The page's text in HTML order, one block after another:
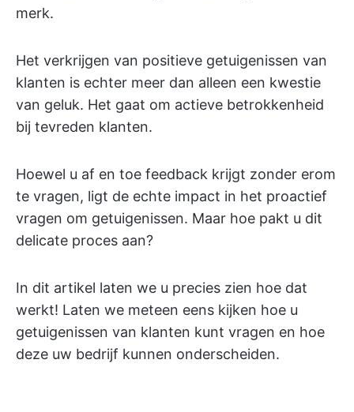
merk.
Het verkrijgen van positieve getuigenissen van
klanten is echter meer dan alleen een kwestie
van geluk. Het gaat om actieve betrokkenheid
bij tevreden klanten.
Hoewel u af en toe feedback krijgt zonder erom
te vragen, ligt de echte impact in het proactief
vragen om getuigenissen. Maar hoe pakt u dit
delicate proces aan?
In dit artikel laten we u precies zien hoe dat
werkt! Laten we meteen eens kijken hoe u
getuigenissen van klanten kunt vragen en hoe
deze uw bedrijf kunnen onderscheiden.